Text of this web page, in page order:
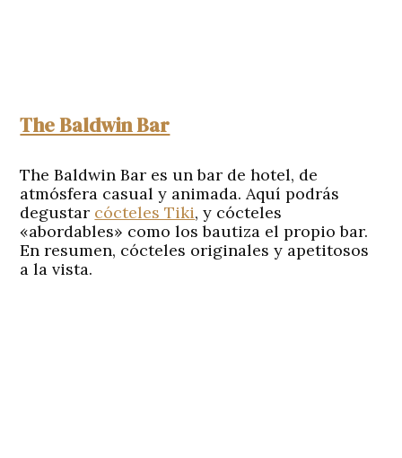
The Baldwin Bar
The Baldwin Bar es un bar de hotel, de
atmósfera casual y animada. Aquí podrás
degustar cócteles Tiki, y cócteles
«abordables» como los bautiza el propio bar.
En resumen, cócteles originales y apetitosos
a la vista.